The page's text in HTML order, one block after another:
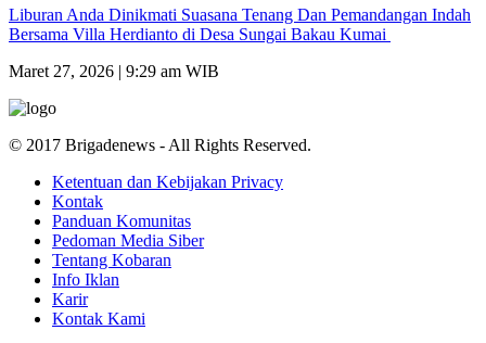
Liburan Anda Dinikmati Suasana Tenang Dan Pemandangan Indah
Bersama Villa Herdianto di Desa Sungai Bakau Kumai
Maret 27, 2026 | 9:29 am WIB
© 2017 Brigadenews - All Rights Reserved.
Ketentuan dan Kebijakan Privacy
Kontak
Panduan Komunitas
Pedoman Media Siber
Tentang Kobaran
Info Iklan
Karir
Kontak Kami